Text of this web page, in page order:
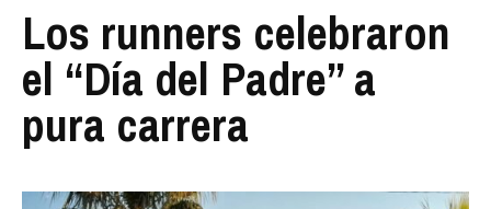
Los runners celebraron
el “Día del Padre” a
pura carrera